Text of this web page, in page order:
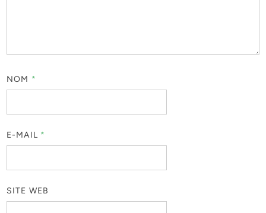
NOM *
E-MAIL *
SITE WEB